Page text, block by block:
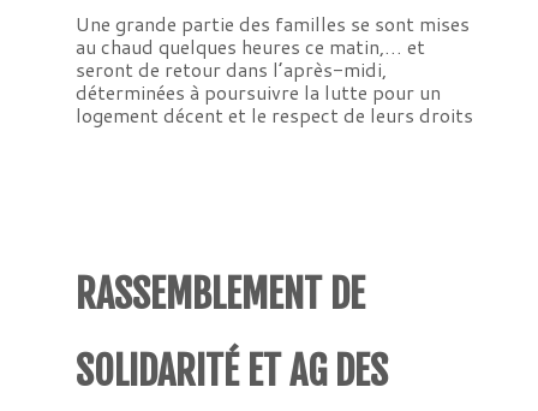
Une grande partie des familles se sont mises
au chaud quelques heures ce matin,… et
seront de retour dans l’après-midi,
déterminées à poursuivre la lutte pour un
logement décent et le respect de leurs droits
RASSEMBLEMENT DE
SOLIDARITÉ ET AG DES